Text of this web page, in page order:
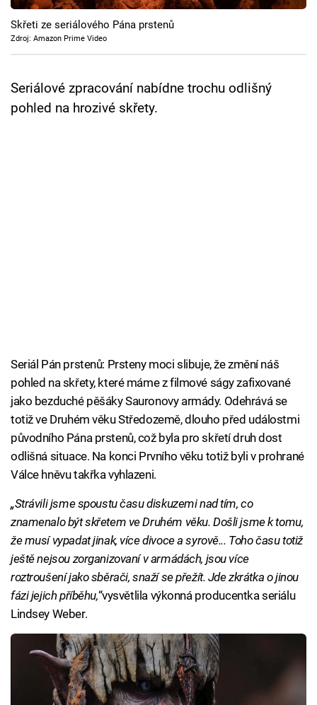
TV Program
Přihlášení
Skřeti ze seriálového Pána prstenů
Zdroj: Amazon Prime Video
Seriálové zpracování nabídne trochu odlišný
pohled na hrozivé skřety.
Seriál Pán prstenů: Prsteny moci slibuje, že změní náš
pohled na skřety, které máme z filmové ságy zafixované
jako bezduché pěšáky Sauronovy armády. Odehrává se
totiž ve Druhém věku Středozemě, dlouho před událostmi
původního Pána prstenů, což byla pro skřetí druh dost
odlišná situace. Na konci Prvního věku totiž byli v prohrané
Válce hněvu takřka vyhlazeni.
„Strávili jsme spoustu času diskuzemi nad tím, co
znamenalo být skřetem ve Druhém věku. Došli jsme k tomu,
že musí vypadat jinak, více divoce a syrově... Toho času totiž
ještě nejsou zorganizovaní v armádách, jsou více
roztroušení jako sběrači, snaží se přežít. Jde zkrátka o jinou
fázi jejich příběhu,“vysvětlila výkonná producentka seriálu
Lindsey Weber.